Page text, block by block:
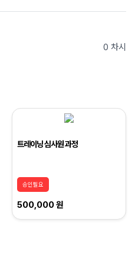
0 차시
트레이닝 심사원 과정
승인필요
500,000 원